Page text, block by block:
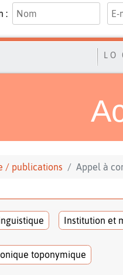
:
LO
/ publications Appel à
Institution et
toponymique